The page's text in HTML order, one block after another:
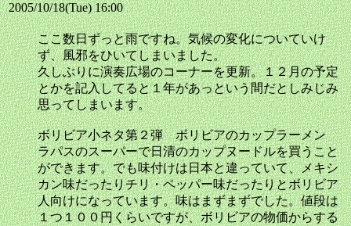
2005/10/18(Tue) 16:00
ここ数日ずっと雨ですね。気候の変化についていけ
ず、風邪をひいてしまいました。
久しぶりに演奏広場のコーナーを更新。１２月の予定
とかを記入してると１年があっという間だとしみじみ
思ってしまいます。
ボリビア小ネタ第２弾 ボリビアのカップラーメン
ラパスのスーパーで日清のカップヌードルを買うこと
ができます。でも味付けは日本と違っていて、メキシ
カン味だったりチリ・ペッパー味だったりとボリビア
人向けになっています。味はまずまずでした。値段は
１つ１００円くらいですが、ボリビアの物価からする